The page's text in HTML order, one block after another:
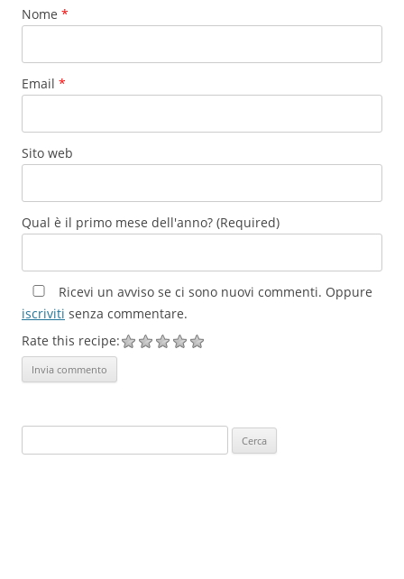
Nome *
Email *
Sito web
Qual è il primo mese dell'anno? (Required)
Ricevi un avviso se ci sono nuovi commenti. Oppure
iscriviti senza commentare.
Rate this recipe:
per: